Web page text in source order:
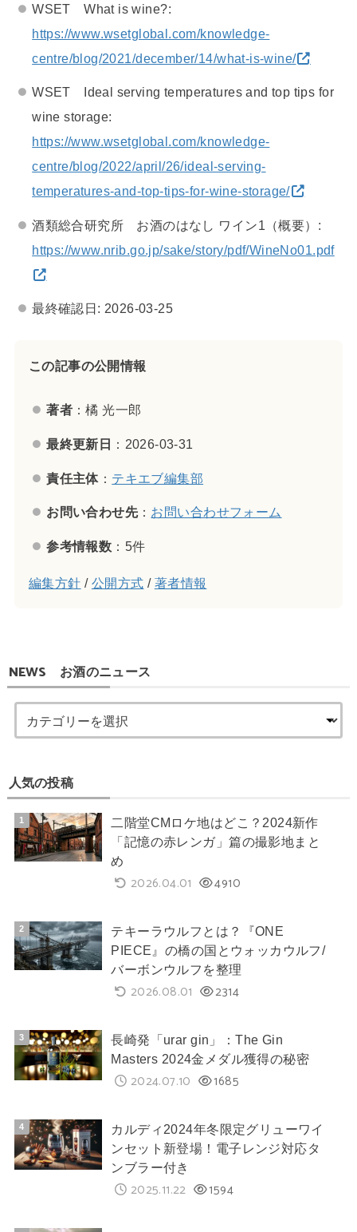
WSET What is wine?:
https://www.wsetglobal.com/knowledge-
centre/blog/2021/december/14/what-is-wine/
WSET Ideal serving temperatures and top tips for
wine storage:
https://www.wsetglobal.com/knowledge-
centre/blog/2022/april/26/ideal-serving-
temperatures-and-top-tips-for-wine-storage/
酒類総合研究所 お酒のはなし ワイン1（概要）:
https://www.nrib.go.jp/sake/story/pdf/WineNo01.pdf
最終確認日: 2026-03-25
この記事の公開情報
著者：橘 光一郎
最終更新日 ：2026-03-31
責任主体 ： テキエブ編集部
お問い合わせ先： お問い合わせフォーム
参考情報数 ：5件
編集方針 / 公開方式 / 著者情報
NEWS お酒のニュース
人気の投稿
二階堂CMロケ地はどこ？2024新作
「記憶の赤レンガ」篇の撮影地まと
め
2026.04.01 4910
テキーラウルフとは？『ONE
PIECE』の橋の国とウォッカウルフ/
バーボンウルフを整理
2026.08.01 2314
長崎発「urar gin」：The Gin
Masters 2024金メダル獲得の秘密
2024.07.10 1685
カルディ2024年冬限定グリューワイ
ンセット新登場！電子レンジ対応タ
ンブラー付き
2025.11.22 1594